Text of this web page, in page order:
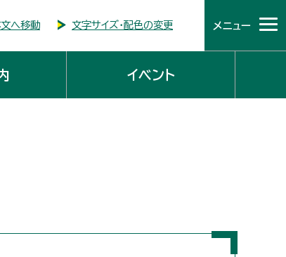
へ移動 文字サイズ・配色の変更 メニュー
イベント